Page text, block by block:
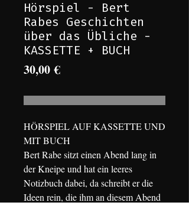
Hörspiel - Bert
Rabes Geschichten
über das Übliche -
KASSETTE + BUCH
30,00 €Preis
HÖRSPIEL AUF KASSETTE UND
MIT BUCH
Bert Rabe sitzt einen Abend lang in
der Kneipe und hat ein leeres
Notizbuch dabei, da schreibt er die
Ideen rein, die ihm an diesem Abend